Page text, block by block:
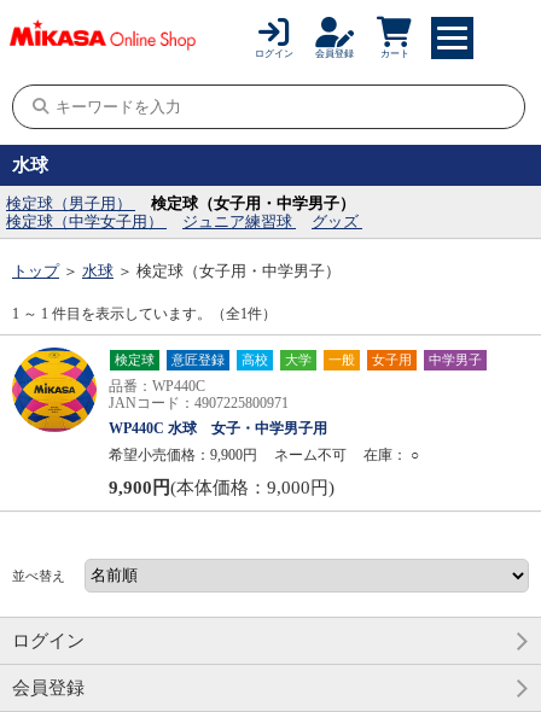
ログイン 会員登録 カート
水球
検定球（男子用）
検定球（女子用・中学男子）
検定球（中学女子用）
ジュニア練習球 グッズ
トップ ＞ 水球 ＞ 検定球（女子用・中学男子）
1 ～ 1 件目を表示しています。（全1件）
検定球 意匠登録 高校 大学 一般 女子用 中学男子
品番：WP440C
JANコード：4907225800971
WP440C 水球 女子・中学男子用
希望小売価格：9,900円
ネーム不可 在庫： ○
9,900円(本体価格：9,000円)
並べ替え
ログイン
会員登録